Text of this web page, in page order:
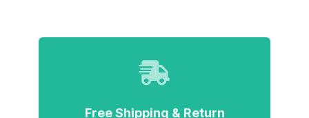
Free Shipping & Return